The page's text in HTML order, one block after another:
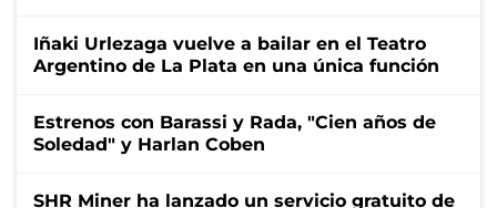
Iñaki Urlezaga vuelve a bailar en el Teatro
Argentino de La Plata en una única función
Estrenos con Barassi y Rada, "Cien años de
Soledad" y Harlan Coben
SHR Miner ha lanzado un servicio gratuito de